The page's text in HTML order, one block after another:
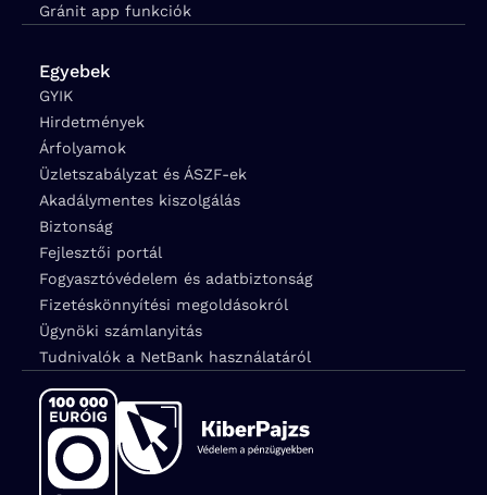
Gránit app funkciók
Egyebek
GYIK
Hirdetmények
Árfolyamok
Üzletszabályzat és ÁSZF-ek
Akadálymentes kiszolgálás
Biztonság
Fejlesztői portál
Fogyasztóvédelem és adatbiztonság
Fizetéskönnyítési megoldásokról
Ügynöki számlanyitás
Tudnivalók a NetBank használatáról